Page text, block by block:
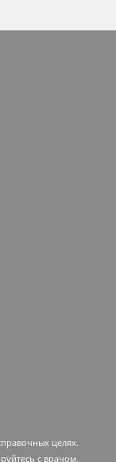
целях.
c врачом.